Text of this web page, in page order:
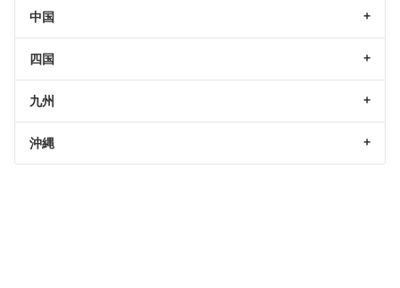
中国
四国
九州
沖縄